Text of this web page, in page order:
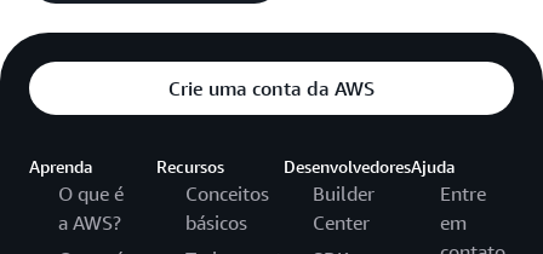
Crie uma conta da AWS
Aprenda
O que é
a AWS?
Recursos
Conceitos
básicos
Desenvolvedores
Builder
Center
Ajuda
Entre
em